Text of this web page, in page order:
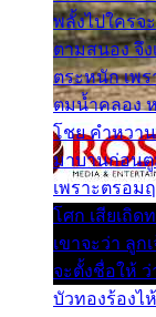
พลั้งไปใครจ
ตามสนอง จึ
ตระหนัก เพ
ตมน้ำคลอง
โชย คำหวา
มาบานก่อนตู
เพราะตรอม
โศก เสียเถิด
เขาจะว่า ลูก
จะตั้งชื่อให้ ว่
บัวทองร้องไ